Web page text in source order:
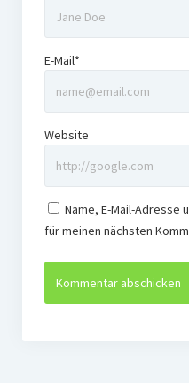
E-Mail*
Website
Name, E-Mail-Adresse
für meinen nächsten